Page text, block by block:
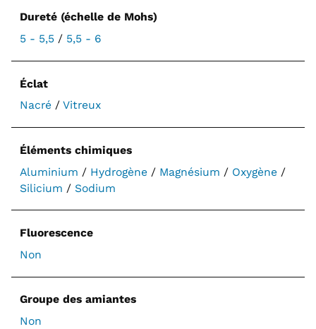
Dureté (échelle de Mohs)
5 - 5,5/ 5,5 - 6
Éclat
Nacré/ Vitreux
Éléments chimiques
Aluminium / Hydrogène/ Magnésium / Oxygène/
Silicium / Sodium
Fluorescence
Non
Groupe des amiantes
Non